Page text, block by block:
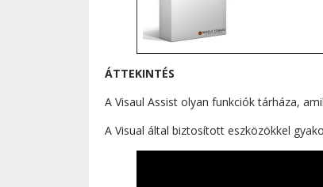
ÁTTEKINTÉS
A Visaul Assist olyan funkciók tárháza,
A Visual által biztosított eszközökkel